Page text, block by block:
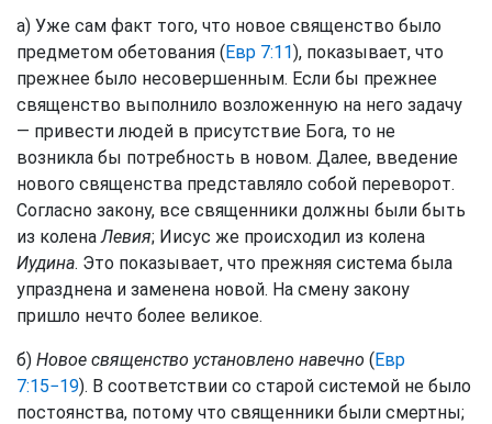
а) Уже сам факт того, что новое священство было
предметом обетования (Евр 7:11), показывает, что
прежнее было несовершенным. Если бы прежнее
священство выполнило возложенную на него задачу
— привести людей в присутствие Бога, то не
возникла бы потребность в новом. Далее, введение
нового священства представляло собой переворот.
Согласно закону, все священники должны были быть
из коленаЛевия; Иисус же происходил из колена
Иудина. Это показывает, что прежняя система была
упразднена и заменена новой. На смену закону
пришло нечто более великое.
б) Новое священство установлено навечно (Евр
7:15−19). В соответствии со старой системой не было
постоянства, потому что священники были смертны;